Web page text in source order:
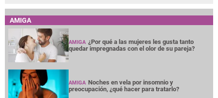
AMIGA
AMIGA ¿Por qué a las mujeres les gusta tanto
quedar impregnadas con el olor de su pareja?
AMIGA Noches en vela por insomnio y
preocupación, ¿qué hacer para tratarlo?